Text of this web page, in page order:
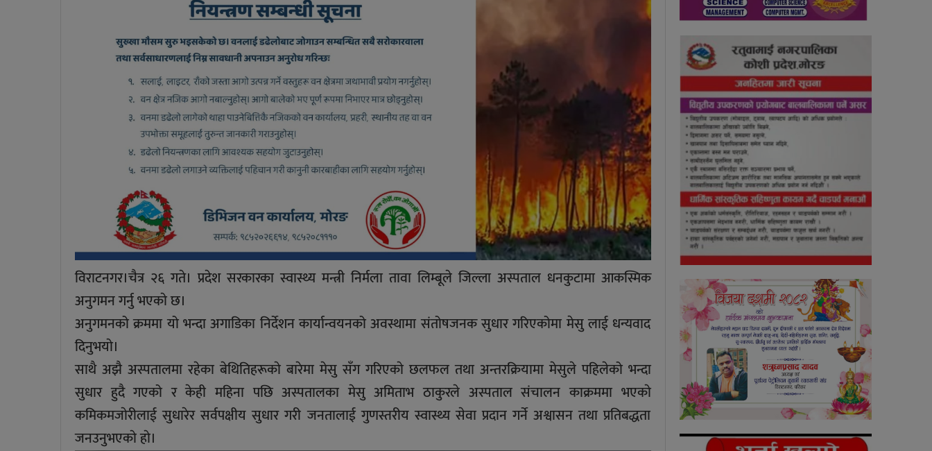
विराटनगर।चैत्र २६ गते। प्रदेश सरकारका स्वास्थ्य मन्त्री निर्मला तावा लिम्बूले जिल्ला अस्पताल धनकुटामा आकस्मिक
अनुगमन गर्नु भएकाे छ।
अनुगमनको क्रममा यो भन्दा अगाडिका निर्देशन कार्यान्वयनको अवस्थामा संतोषजनक सुधार गरिएकोमा मेसु लाई धन्यवाद
दिनुभयाे।
साथै अझै अस्पतालमा रहेका बेथितिहरूकाे बारेमा मेसु सँग गरिएकाे छलफल तथा अन्तरक्रियामा मेसुले पहिलेको भन्दा
सुधार हुदै गएको र केही महिना पछि अस्पतालका मेसु अमिताभ ठाकुरले अस्पताल संचालन काक्रममा भएकाे
कमिकमजाेरीलाई सुधारेर सर्वपक्षीय सुधार गरी जनतालाई गुणस्तरीय स्वास्थ्य सेवा प्रदान गर्ने अश्वासन तथा प्रतिबद्धता
जनउनुभएकाे हाे।